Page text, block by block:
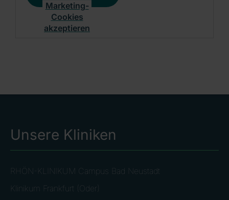
Marketing-
Cookies
akzeptieren
Unsere Kliniken
RHÖN-KLINIKUM Campus Bad Neustadt
Klinikum Frankfurt (Oder)